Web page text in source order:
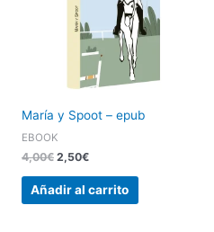
María y Spoot – epub
EBOOK
4,00€ 2,50€
Añadir al carrito